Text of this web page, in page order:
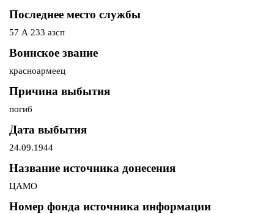
Последнее место службы
57 А 233 азсп
Воинское звание
красноармеец
Причина выбытия
погиб
Дата выбытия
24.09.1944
Название источника донесения
ЦАМО
Номер фонда источника информации